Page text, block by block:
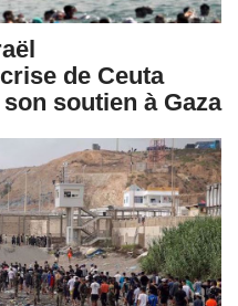
de Ceuta
soutien à Gaza